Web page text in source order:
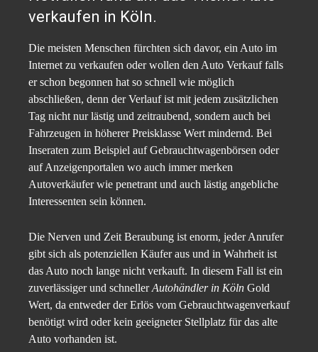
verkaufen in Köln.
Die meisten Menschen fürchten sich davor, ein Auto im
Internet zu verkaufen oder wollen den Auto Verkauf falls
er schon begonnen hat so schnell wie möglich
abschließen, denn der Verlauf ist mit jedem zusätzlichen
Tag nicht nur lästig und zeitraubend, sondern auch bei
Fahrzeugen in höherer Preisklasse Wert mindernd. Bei
Inseraten zum Beispiel auf Gebrauchtwagenbörsen oder
auf Anzeigenportalen wo auch immer merken
Autoverkäufer wie penetrant und auch lästig angebliche
Interessenten sein können.
Die Nerven und Zeit Beraubung ist enorm, jeder Anrufer
gibt sich als potenziellen Käufer aus und in Wahrheit ist
das Auto noch lange nicht verkauft. In diesem Fall ist ein
zuverlässiger und schnellerAutohändler in Köln Gold
Wert, da entweder der Erlös vom Gebrauchtwagenverkauf
benötigt wird oder kein geeigneter Stellplatz für das alte
Auto vorhanden ist.